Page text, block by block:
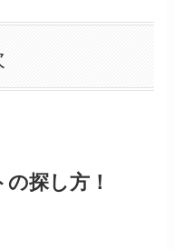
探し方！